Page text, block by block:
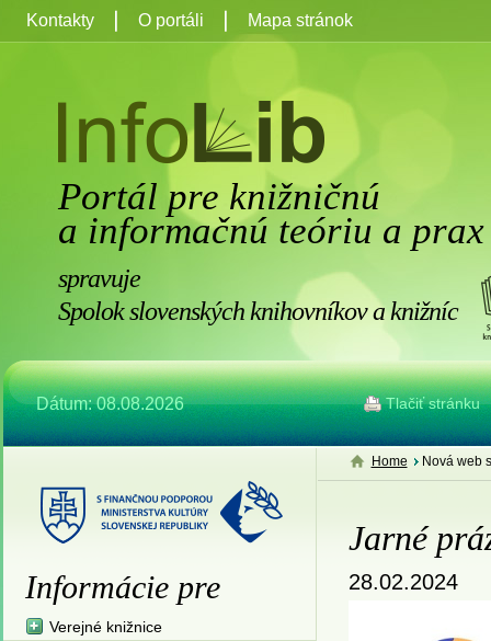
Portál pre knižničnú
a informačnú teóriu a prax
spravuje
Spolok slovenských knihovníkov a knižníc
Dátum: 08.08.2026 Tlačiť stránku
Kontakty O portáli Mapa stránok
Home Nová web
Jarné
28.02.2024
Informácie pre
Verejné knižnice